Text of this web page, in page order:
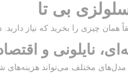
بی تا
چیزی را بخرید که نیاز
نایلونی و
می‌تواند هزینه‌های شما را تا ۴۰ درصد